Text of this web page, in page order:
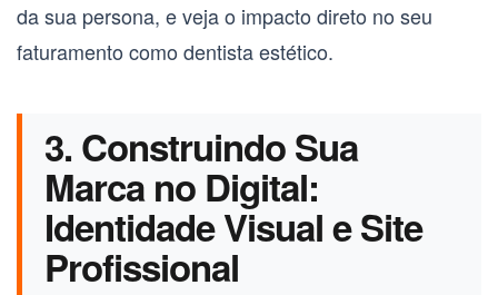
da sua persona, e veja o impacto direto no seu
faturamento como dentista estético.
3. Construindo Sua
Marca no Digital:
Identidade Visual e Site
Profissional